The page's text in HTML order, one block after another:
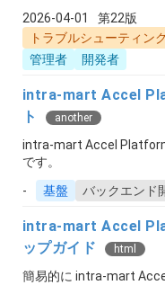
2026-04-01
第22版
トラブルシューティン
管理者
開発者
intra-mart Accel
ト
another
intra-mart Accel
です。
-
基盤 バックエンド
intra-mart Accel
ップガイド
html
簡易的に intra-mart